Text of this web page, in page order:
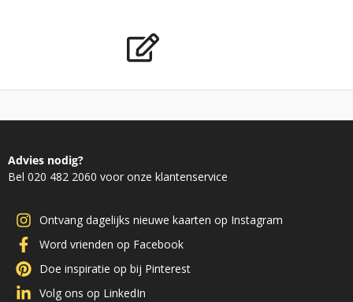
Advies nodig?
Bel 020 482 2060 voor onze klantenservice
Ontvang dagelijks nieuwe kaarten op Instagram
Word vrienden op Facebook
Doe inspiratie op bij Pinterest
Volg ons op LinkedIn